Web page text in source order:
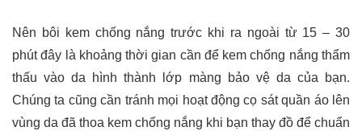
Nên bôi kem chống nắng trước khi ra ngoài từ 15 – 30
phút đây là khoảng thời gian cần để kem chống nắng thẩm
thấu vào da hình thành lớp màng bảo vệ da của bạn.
Chúng ta cũng cần tránh mọi hoạt động cọ sát quần áo lên
vùng da đã thoa kem chống nắng khi bạn thay đồ để chuẩn